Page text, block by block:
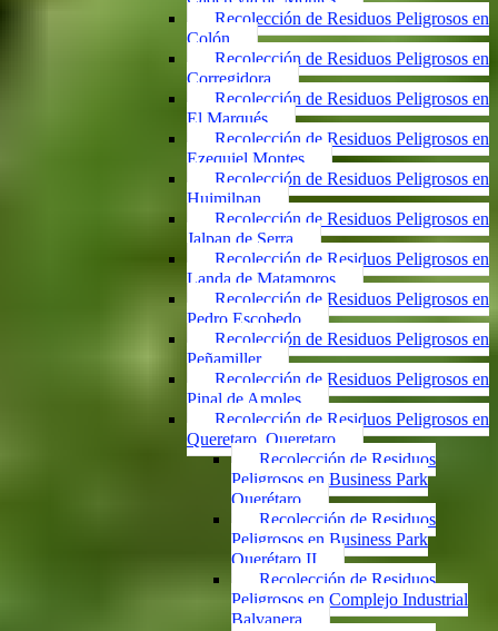
Recolección de Residuos Peligrosos en
Colón
Recolección de Residuos Peligrosos en
Corregidora
Recolección de Residuos Peligrosos en
El Marqués
Recolección de Residuos Peligrosos en
Ezequiel Montes
Recolección de Residuos Peligrosos en
Huimilpan
Recolección de Residuos Peligrosos en
Jalpan de Serra
Recolección de Residuos Peligrosos en
Landa de Matamoros
Recolección de Residuos Peligrosos en
Pedro Escobedo
Recolección de Residuos Peligrosos en
Peñamiller
Recolección de Residuos Peligrosos en
Pinal de Amoles
Recolección de Residuos Peligrosos en
Queretaro, Queretaro
Recolección de Residuos
Peligrosos en Business Park
Querétaro
Recolección de Residuos
Peligrosos en Business Park
Querétaro II
Recolección de Residuos
Peligrosos en Complejo Industrial
Balvanera